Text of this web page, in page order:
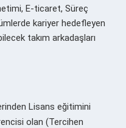
E-ticaret, Süreç
kariyer hedefleyen
takım arkadaşları
Lisans eğitimini
olan (Tercihen